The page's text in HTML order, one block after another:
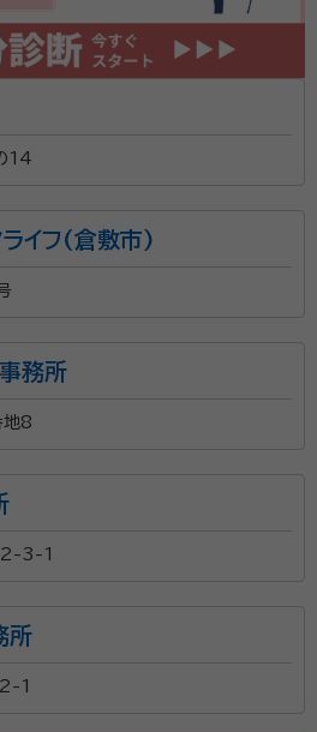
鴨方IC西交差点から車で2分のところ
験から、相続で悩んでいる人や、お
その後、2014年に行政書士として
務に特化した行政書士事務所とし
していかれるそうです。 土日や
の思いから初回の相談は無料。ま
14
イフ(倉敷市)
務所
地8
3-1
所
1